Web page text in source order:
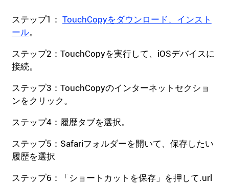
ステップ1： TouchCopyをダウンロード、インスト
ール。
ステップ2：TouchCopyを実行して、iOSデバイスに
接続。
ステップ3：TouchCopyのインターネットセクショ
ンをクリック。
ステップ4：履歴タブを選択。
ステップ5：Safariフォルダーを開いて、保存したい
履歴を選択
ステップ6：「ショートカットを保存」を押して.url